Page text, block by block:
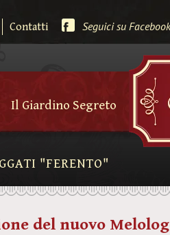
Contatti Seguici su Facebook
Il Giardino Segreto
"FERENTO"
del nuovo